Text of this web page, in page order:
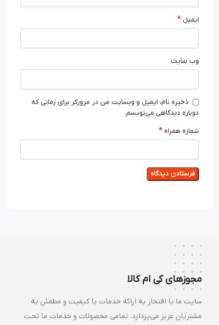
ایمیل*
وب‌ سایت
ذخیره نام، ایمیل و وبسایت من در مرورگر برای زمانی که
دوباره دیدگاهی می‌نویسم.
شماره همراه*
مجوزهای کی ام کالا
سایت ما با افتخار به ارائه خدمات با کیفیت و مطمئن به
مشتریان عزیز می‌پردازد. تمامی محصولات و خدمات ما تحت